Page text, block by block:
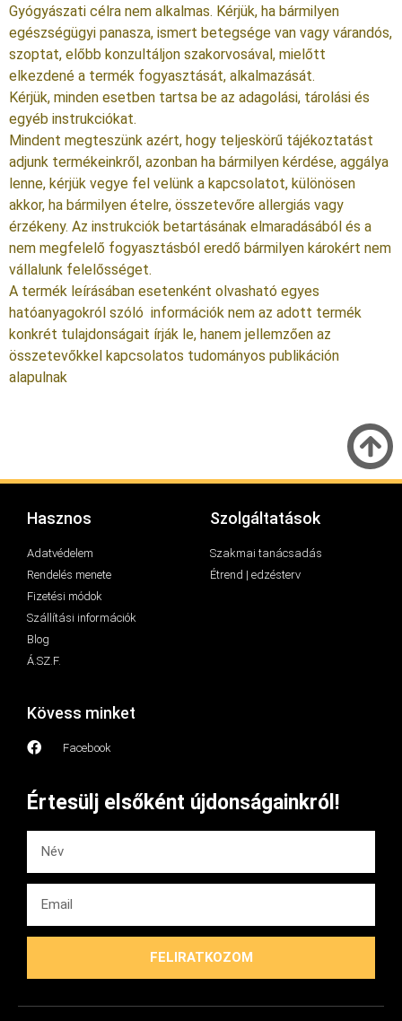
Gyógyászati célra nem alkalmas. Kérjük, ha bármilyen
egészségügyi panasza, ismert betegsége van vagy várandós,
szoptat, előbb konzultáljon szakorvosával, mielőtt
elkezdené a termék fogyasztását, alkalmazását.
Kérjük, minden esetben tartsa be az adagolási, tárolási és
egyéb instrukciókat.
Mindent megteszünk azért, hogy teljeskörű tájékoztatást
adjunk termékeinkről, azonban ha bármilyen kérdése, aggálya
lenne, kérjük vegye fel velünk a kapcsolatot, különösen
akkor, ha bármilyen ételre, összetevőre allergiás vagy
érzékeny. Az instrukciók betartásának elmaradásából és a
nem megfelelő fogyasztásból eredő bármilyen károkért nem
vállalunk felelősséget.
A termék leírásában esetenként olvasható egyes
hatóanyagokról szóló információk nem az adott termék
konkrét tulajdonságait írják le, hanem jellemzően az
összetevőkkel kapcsolatos tudományos publikáción
alapulnak
Hasznos
Adatvédelem
Rendelés menete
Fizetési módok
Szállítási információk
Blog
Á.SZ.F.
Szolgáltatások
Szakmai tanácsadás
Étrend | edzésterv
Kövess minket
Facebook
Értesülj elsőként újdonságainkról!
FELIRATKOZOM